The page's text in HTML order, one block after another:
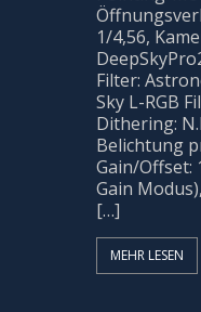
1/4,56,
Filter:
Sky L-RGB
Dithering:
Belichtung
Gain/Offset:
Gain
[…]
MEHR LESEN